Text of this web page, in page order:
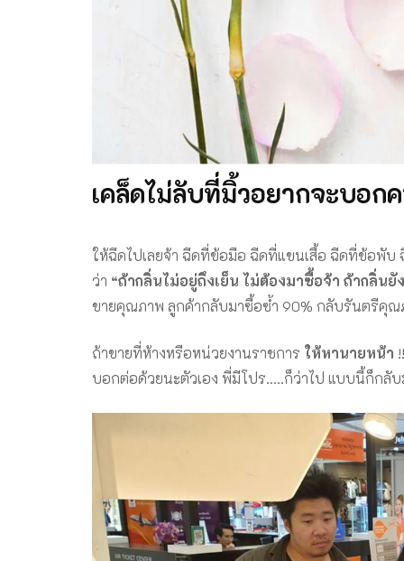
เคล็ดไม่ลับที่มิ้วอยากจะบอ
ให้ฉีดไปเลยจ้า ฉีดที่ข้อมือ ฉีดที่แขนเสื้อ ฉีดที่ข้อพับ
ว่า “ถ้ากลิ่นไม่อยู่ถึงเย็น ไม่ต้องมาซื้อจ้า ถ้ากลิ่น
ขายคุณภาพ ลูกค้ากลับมาซื้อซ้ำ 90% กลับรันตรีคุณ
ถ้าขายที่ห้างหรือหน่วยงานราชการ ให้หานายหน้า
บอกต่อด้วยนะตัวเอง พี่มีโปร…..ก็ว่าไป แบบนี้ก็กลั